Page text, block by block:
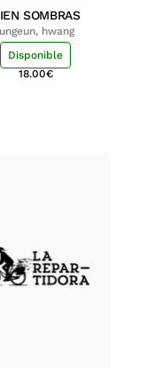
SOMBRAS
hwang
Disponible
18.00€